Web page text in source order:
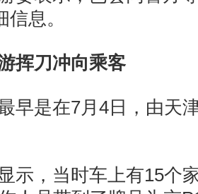
息。
挥刀冲向乘客
早是在7月4日，由天
示，当时车上有15个